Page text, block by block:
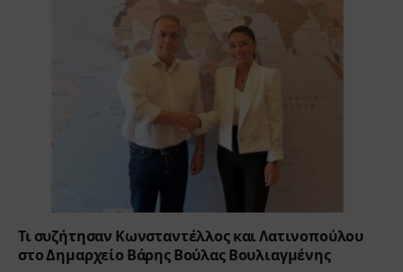
Τι συζήτησαν Κωνσταντέλλος και Λατινοπούλου
στο Δημαρχείο Βάρης Βούλας Βουλιαγμένης